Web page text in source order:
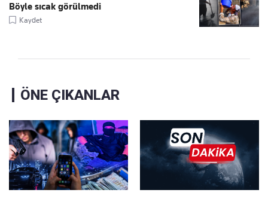
Böyle sıcak görülmedi
Kaydet
ÖNE ÇIKANLAR